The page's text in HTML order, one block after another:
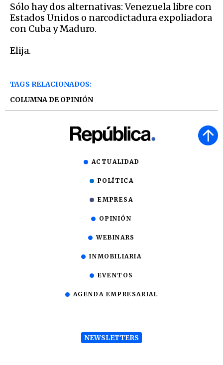
Sólo hay dos alternativas: Venezuela libre con
Estados Unidos o narcodictadura expoliadora
con Cuba y Maduro.
Elija.
TAGS RELACIONADOS:
COLUMNA DE OPINIÓN
ACTUALIDAD
POLÍTICA
EMPRESA
OPINIÓN
WEBINARS
INMOBILIARIA
EVENTOS
AGENDA EMPRESARIAL
NEWSLETTERS